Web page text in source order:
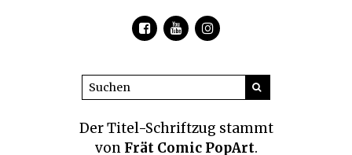
Der Titel-Schriftzug stammt
von Frät Comic PopArt.